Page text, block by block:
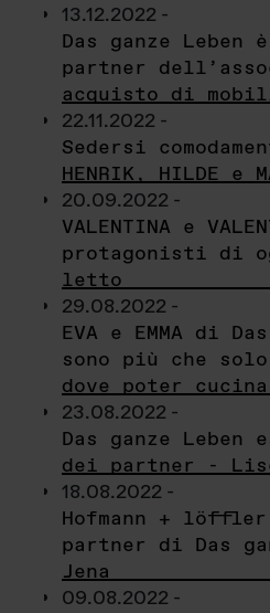
13.12.2022 -
Das ganze Leben
partner
acquisto di mobili
22.11.2022 -
Sedersi
HENRIK, HILDE e
20.09.2022 -
VALENTINA e
protagonisti di
letto
29.08.2022 -
EVA e EMMA di
sono più che
dove poter
23.08.2022 -
Das ganze Leben
dei partner -
18.08.2022 -
Hofmann +
partner di Das
Jena
09.08.2022 -